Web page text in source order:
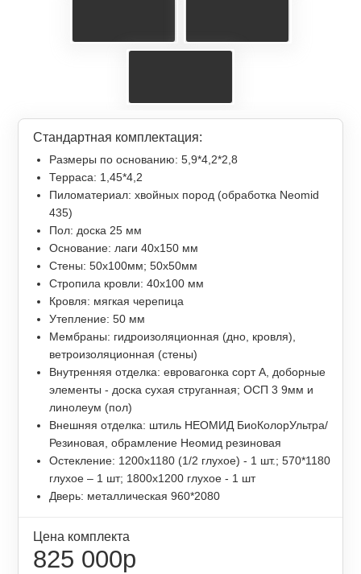
Стандартная комплектация:
Размеры по основанию: 5,9*4,2*2,8
Терраса: 1,45*4,2
Пиломатериал: хвойных пород (обработка Neomid
435)
Пол: доска 25 мм
Основание: лаги 40х150 мм
Стены: 50х100мм; 50х50мм
Стропила кровли: 40х100 мм
Кровля: мягкая черепица
Утепление: 50 мм
Мембраны: гидроизоляционная (дно, кровля),
ветроизоляционная (стены)
Внутренняя отделка: евровагонка сорт А, доборные
элементы - доска сухая струганная; ОСП 3 9мм и
линолеум (пол)
Внешняя отделка: штиль НЕОМИД БиоКолорУльтра/
Резиновая, обрамление Неомид резиновая
Остекление: 1200х1180 (1/2 глухое) - 1 шт.; 570*1180
глухое – 1 шт; 1800х1200 глухое - 1 шт
Дверь: металлическая 960*2080
Цена комплекта
825 000р